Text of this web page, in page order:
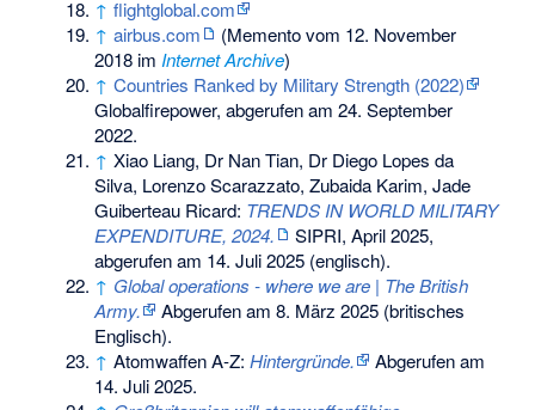
↑ flightglobal.com
↑ airbus.com (Mementovom 12. November
2018 im Internet Archive)
↑ Countries Ranked by Military Strength (2022)
Globalfirepower, abgerufen am 24. September
2022.
↑ Xiao Liang, Dr Nan Tian, Dr Diego Lopes da
Silva, Lorenzo Scarazzato, Zubaida Karim, Jade
Guiberteau Ricard: TRENDS IN WORLD MILITARY
EXPENDITURE, 2024.
SIPRI, April 2025,
abgerufen am 14. Juli 2025 (englisch).
↑ Global operations - where we are | The British
Army.
Abgerufen am 8. März 2025 (britisches
Englisch).
↑ Atomwaffen A-Z:Hintergründe.
Abgerufen am
14. Juli 2025.